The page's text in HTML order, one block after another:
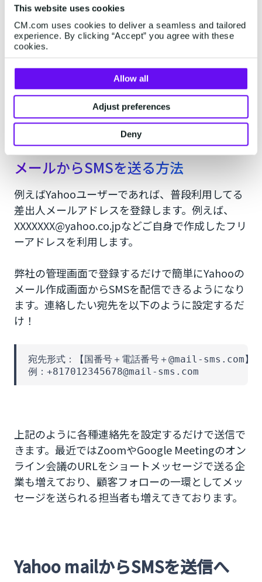
This website uses cookies
CM.com uses cookies to deliver a seamless and tailored
experience. By clicking “Accept” you agree with these
cookies.
Allow all
Adjust preferences
Deny
Yahoo mailからSMSを送信する
方法
普段利用しているGmailやYahoo mailなどから
SMSを送るためにはCM.comのアカウントを開設
し、CM.comの管理画面でメールアドレスを登録
する必要があります。
メールからSMSを送る方法
例えばYahooユーザーであれば、普段利用してる
差出人メールアドレスを登録します。例えば、
XXXXXXX@yahoo.co.jpなどご自身で作成したフリ
ーアドレスを利用します。
弊社の管理画面で登録するだけで簡単にYahooの
メール作成画面からSMSを配信できるようになり
ます。連絡したい宛先を以下のように設定するだ
け！
宛先形式：【国番号＋電話番号＋@mail-sms.com】
例：+817012345678@mail-sms.com
上記のように各種連絡先を設定するだけで送信で
きます。最近ではZoomやGoogle Meetingのオン
ライン会議のURLをショートメッセージで送る企
業も増えており、顧客フォローの一環としてメッ
セージを送られる担当者も増えてきております。
Yahoo mailからSMSを送信へ